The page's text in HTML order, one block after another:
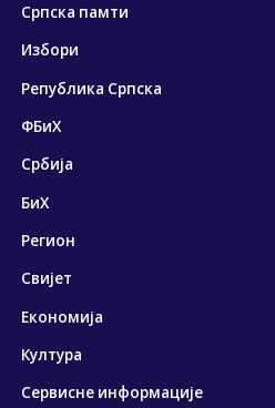
Српска памти
Избори
Република Српска
ФБиХ
Србија
БиХ
Регион
Свијет
Економија
Култура
Сервисне информације